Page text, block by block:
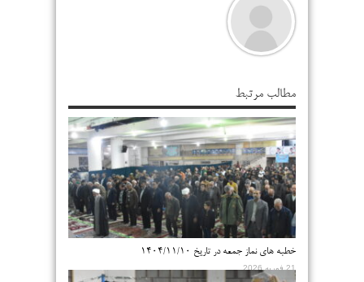
مطالب مرتبط
خطبه های نماز جمعه در تاریخ ۱۴۰۴/۱۱/۱۰
21 فوریه 2026